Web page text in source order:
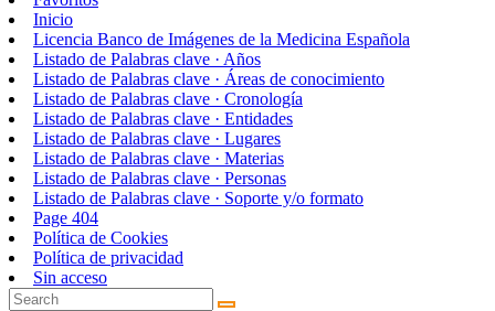
Inicio
Licencia Banco de Imágenes de la Medicina Española
Listado de Palabras clave · Años
Listado de Palabras clave · Áreas de conocimiento
Listado de Palabras clave · Cronología
Listado de Palabras clave · Entidades
Listado de Palabras clave · Lugares
Listado de Palabras clave · Materias
Listado de Palabras clave · Personas
Listado de Palabras clave · Soporte y/o formato
Page 404
Política de Cookies
Política de privacidad
Sin acceso